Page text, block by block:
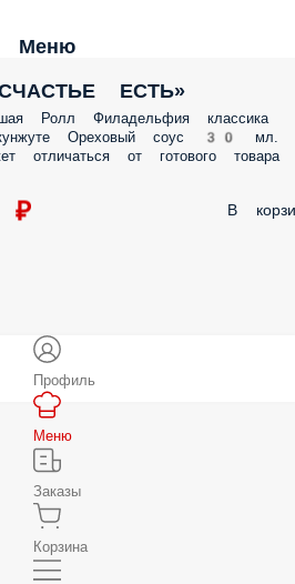
Меню
ЕСТЬ»
Филадельфия классика Ролл
соус 30 мл. *картинка товара
В
Профиль
Меню
Заказы
Корзина